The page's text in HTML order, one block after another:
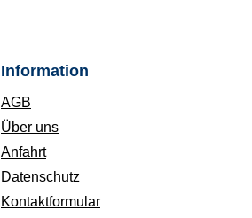
Information
AGB
Über uns
Anfahrt
Datenschutz
Kontaktformular